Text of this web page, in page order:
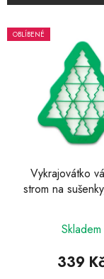
í
p
V
ý
OBLÍBENÉ
Vykrajovátko
strom na
Skladem
339 Kč